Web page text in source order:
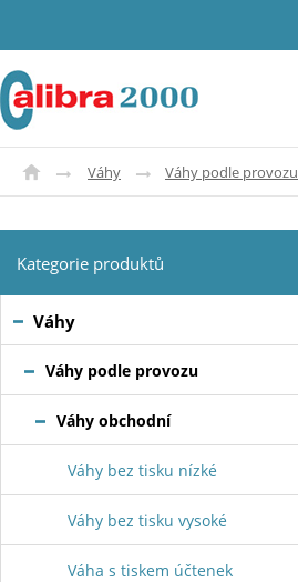
Váhy Váhy podle provozu
Kategorie produktů
Váhy
Váhy podle provozu
Váhy obchodní
Váhy bez tisku nízké
Váhy bez tisku vysoké
Váha s tiskem účtenek